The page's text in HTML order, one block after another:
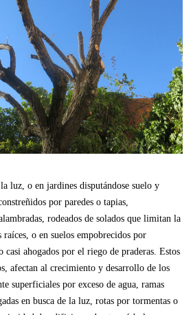
luz, o en jardines disputándose suelo y
por paredes o tapias,
rodeados de solados que limitan la
raíces, o en suelos empobrecidos por
casi ahogados por el riego de praderas. Estos
afectan al crecimiento y desarrollo de los
superficiales por exceso de agua, ramas
en busca de la luz, rotas por tormentas o